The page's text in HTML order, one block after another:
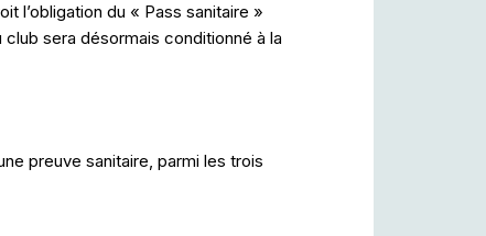
l’obligation du « Pass sanitaire »
sera désormais conditionné à la
preuve sanitaire, parmi les trois